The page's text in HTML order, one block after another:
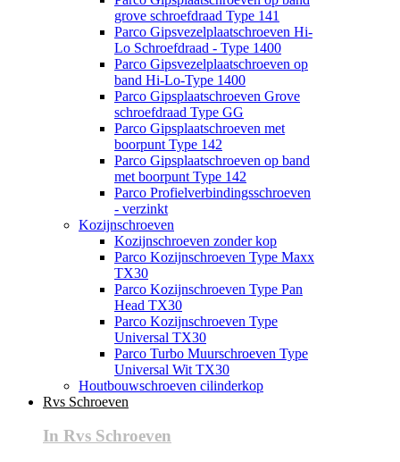
grove schroefdraad Type 141
Parco Gipsvezelplaatschroeven Hi-
Lo Schroefdraad - Type 1400
Parco Gipsvezelplaatschroeven op
band Hi-Lo-Type 1400
Parco Gipsplaatschroeven Grove
schroefdraad Type GG
Parco Gipsplaatschroeven met
boorpunt Type 142
Parco Gipsplaatschroeven op band
met boorpunt Type 142
Parco Profielverbindingsschroeven
- verzinkt
Kozijnschroeven
Kozijnschroeven zonder kop
Parco Kozijnschroeven Type Maxx
TX30
Parco Kozijnschroeven Type Pan
Head TX30
Parco Kozijnschroeven Type
Universal TX30
Parco Turbo Muurschroeven Type
Universal Wit TX30
Houtbouwschroeven cilinderkop
Rvs Schroeven
In Rvs Schroeven